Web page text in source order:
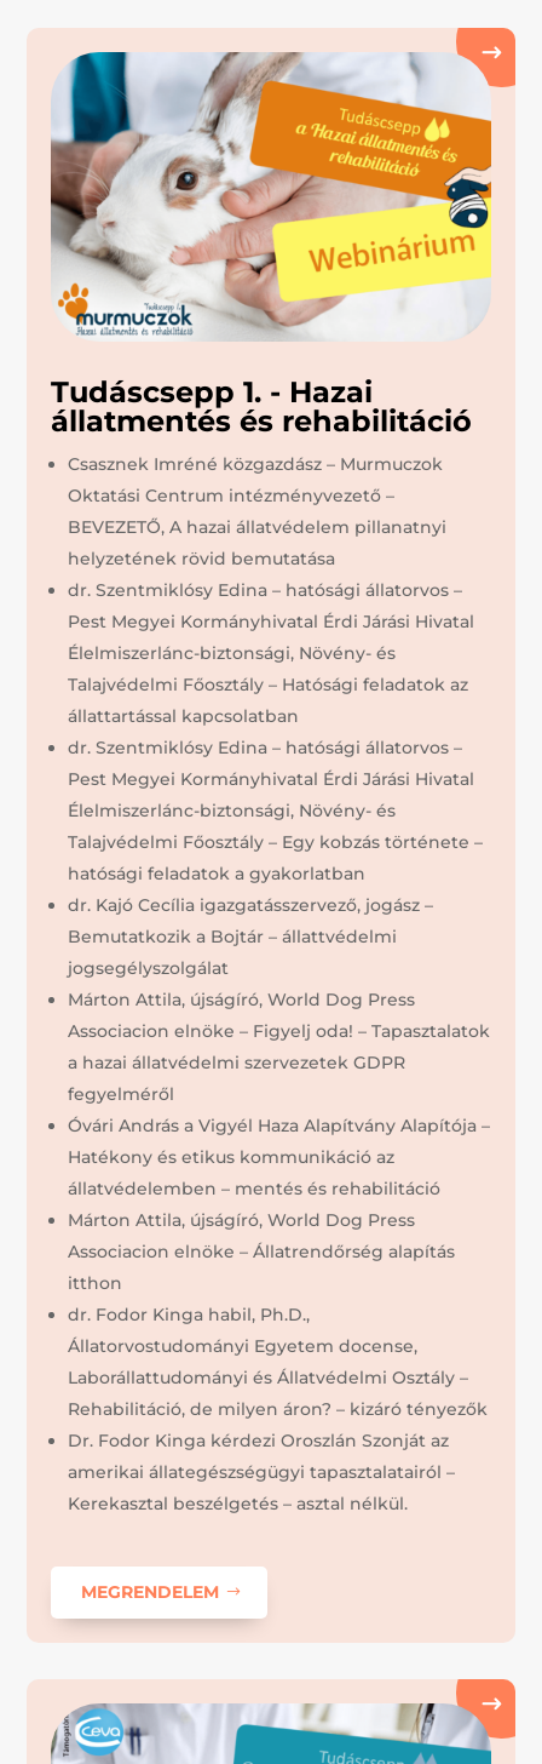
Tudáscsepp 1. - Hazai
állatmentés és rehabilitáció
Csasznek Imréné közgazdász – Murmuczok
Oktatási Centrum intézményvezető –
BEVEZETŐ, A hazai állatvédelem pillanatnyi
helyzetének rövid bemutatása
dr. Szentmiklósy Edina – hatósági állatorvos –
Pest Megyei Kormányhivatal Érdi Járási Hivatal
Élelmiszerlánc-biztonsági, Növény- és
Talajvédelmi Főosztály – Hatósági feladatok az
állattartással kapcsolatban
dr. Szentmiklósy Edina – hatósági állatorvos –
Pest Megyei Kormányhivatal Érdi Járási Hivatal
Élelmiszerlánc-biztonsági, Növény- és
Talajvédelmi Főosztály – Egy kobzás története –
hatósági feladatok a gyakorlatban
dr. Kajó Cecília igazgatásszervező, jogász –
Bemutatkozik a Bojtár – állattvédelmi
jogsegélyszolgálat
Márton Attila, újságíró, World Dog Press
Associacion elnöke – Figyelj oda! – Tapasztalatok
a hazai állatvédelmi szervezetek GDPR
fegyelméről
Óvári András a Vigyél Haza Alapítvány Alapítója –
Hatékony és etikus kommunikáció az
állatvédelemben – mentés és rehabilitáció
Márton Attila, újságíró, World Dog Press
Associacion elnöke – Állatrendőrség alapítás
itthon
dr. Fodor Kinga habil, Ph.D.,
Állatorvostudományi Egyetem docense,
Laborállattudományi és Állatvédelmi Osztály –
Rehabilitáció, de milyen áron? – kizáró tényezők
Dr. Fodor Kinga kérdezi Oroszlán Szonját az
amerikai állategészségügyi tapasztalatairól –
Kerekasztal beszélgetés – asztal nélkül.
MEGRENDELEM